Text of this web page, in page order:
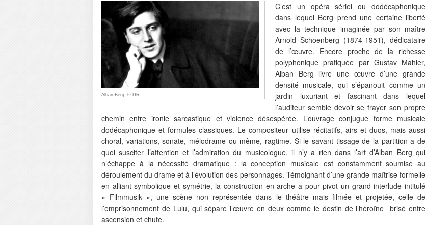
Alban Berg; © DR
C’est un opéra sériel ou dodécaphonique
dans lequel Berg prend une certaine liberté
avec la technique imaginée par son maître
Arnold Schoenberg (1874-1951), dédicataire
de l’œuvre. Encore proche de la richesse
polyphonique pratiquée par Gustav Mahler,
Alban Berg livre une œuvre d’une grande
densité musicale, qui s’épanouit comme un
jardin luxuriant et fascinant dans lequel
l’auditeur semble devoir se frayer son propre
chemin entre ironie sarcastique et violence désespérée. L’ouvrage conjugue forme musicale
dodécaphonique et formules classiques. Le compositeur utilise récitatifs, airs et duos, mais aussi
choral, variations, sonate, mélodrame ou même, ragtime. Si le savant tissage de la partition a de
quoi susciter l’attention et l’admiration du musicologue, il n’y a rien dans l’art d’Alban Berg qui
n’échappe à la nécessité dramatique : la conception musicale est constamment soumise au
déroulement du drame et à l’évolution des personnages. Témoignant d’une grande maîtrise formelle
en alliant symbolique et symétrie, la construction en arche a pour pivot un grand interlude intitulé
« Filmmusik », une scène non représentée dans le théâtre mais filmée et projetée, celle de
l’emprisonnement de Lulu, qui sépare l’œuvre en deux comme le destin de l’héroïne brisé entre
ascension et chute.